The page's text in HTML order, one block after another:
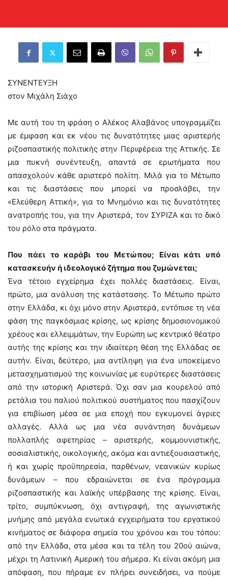
ΣΥΝΕΝΤΕΥΞΗ
στον Μιχάλη Σιάχο
Με αυτή του τη φράση ο Αλέκος Αλαβάνος υπογραμμίζει
με έμφαση και εκ νέου τις δυνατότητες μιας αριστερής
ριζοσπαστικής πολιτικής στην Περιφέρεια της Αττικής. Σε
μια πυκνή συνέντευξη, απαντά σε ερωτήματα που
απασχολούν κάθε αριστερό πολίτη. Μιλά για το Μέτωπο
και τις διαστάσεις που μπορεί να προσλάβει, την
«Ελεύθερη Αττική», για το Μνημόνιο και τις δυνατότητες
ανατροπής του, για την Αριστερά, τον ΣΥΡΙΖΑ και το δικό
του ρόλο στα πράγματα.
Που πάει το καράβι του Μετώπου; Είναι κάτι υπό
κατασκευήν ή ιδεολογικό ζήτημα που ζυμώνεται;
Ένα τέτοιο εγχείρημα έχει πολλές διαστάσεις. Είναι,
πρώτο, μια ανάλυση της κατάστασης. Το Μέτωπο πρώτο
στην Ελλάδα, κι όχι μόνο στην Αριστερά, εντόπισε τη νέα
φάση της παγκόσμιας κρίσης, ως κρίσης δημοσιονομικού
χρέους και ελλειμμάτων, την Ευρώπη ως κεντρικό θέατρο
αυτής της κρίσης και την ιδιαίτερη θέση της Ελλάδας σε
αυτήν. Είναι, δεύτερο, μια αντίληψη για ένα υποκείμενο
μετασχηματισμού της κοινωνίας με ευρύτερες διαστάσεις
από την ιστορική Αριστερά. Όχι σαν μια κουρελού από
ρετάλια του παλιού πολιτικού συστήματος που πασχίζουν
για επιβίωση μέσα σε μια εποχή που εγκυμονεί άγριες
αλλαγές. Αλλά ως μια νέα συνάντηση δυνάμεων
πολλαπλής αφετηρίας – αριστερής, κομμουνιστικής,
σοσιαλιστικής, οικολογικής, ακόμα και αντιεξουσιαστικής,
ή και χωρίς προϋπηρεσία, παρθένων, νεανικών κυρίως
δυνάμεων – που εδραιώνεται σε ένα πρόγραμμα
ριζοσπαστικής και λαϊκής υπέρβασης της κρίσης. Είναι,
τρίτο, συμπύκνωση, όχι αντιγραφή, της αγωνιστικής
μνήμης από μεγάλα ενωτικά εγχειρήματα του εργατικού
κινήματος σε διάφορα σημεία του χρόνου και του τόπου:
από την Ελλάδα, στα μέσα και τα τέλη του 20ού αιώνα,
μέχρι τη Λατινική Αμερική του σήμερα. Κι είναι ακόμη μια
απόφαση, που πήραμε εν πλήρει συνειδήσει, να πούμε